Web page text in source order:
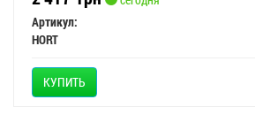
Артикул:
HORT
КУПИТЬ